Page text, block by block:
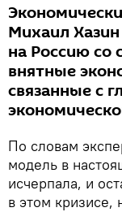
Михаил
на Россию со
внятные
связанные с
По словам
модель в
исчерпала, и
в этом